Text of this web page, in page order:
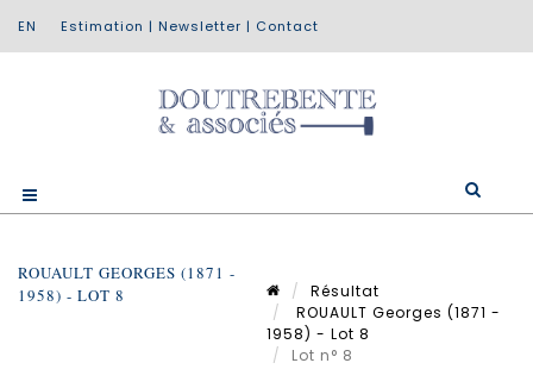
Estimation | Newsletter | Contact
ROUAULT GEORGES (1871 -
1958) - LOT 8
Résultat
ROUAULT Georges (1871 -
1958) - Lot 8
Lot n° 8